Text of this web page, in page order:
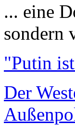
... eine
sondern
"Putin
Der